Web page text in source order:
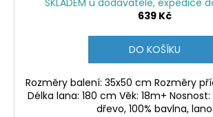
SKLADEM u dodavatele, expedice
639 Kč
DO KOŠÍKU
Rozměry balení: 35x50 cm Rozměry
Délka lana: 180 cm Věk: 18m+
dřevo, 100% bavlna, lano